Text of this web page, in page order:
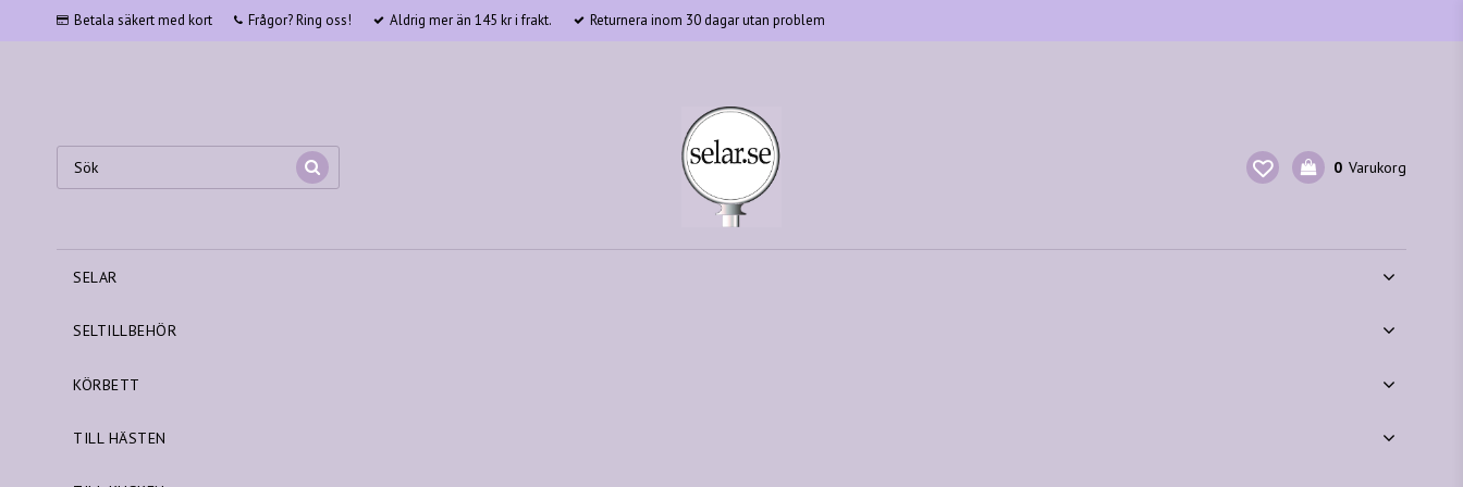
Betala säkert med kort Frågor? Ring oss! Aldrig mer än 145 kr i frakt. Returnera inom 30 dagar utan problem
0 Varukorg
SELAR
SELTILLBEHÖR
KÖRBETT
TILL HÄSTEN